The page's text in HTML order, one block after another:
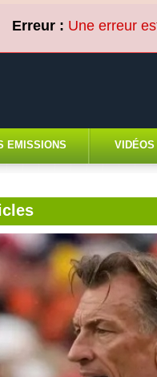
EMISSIONS VIDÉOS